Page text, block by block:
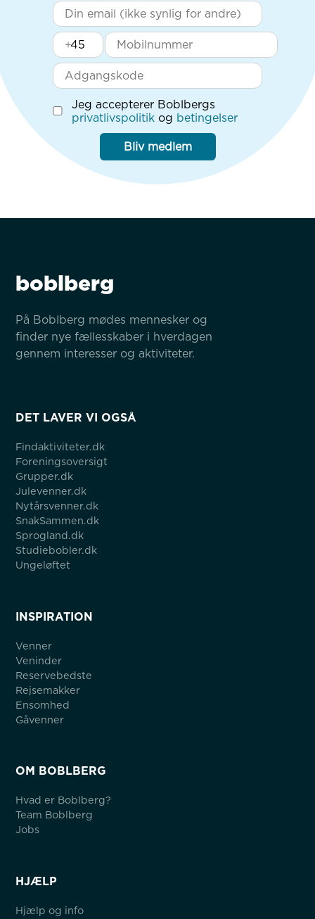
+
Jeg accepterer Boblbergs
privatlivspolitik og betingelser
Bliv medlem
boblberg
På Boblberg mødes mennesker og
finder nye fællesskaber i hverdagen
gennem interesser og aktiviteter.
DET LAVER VI OGSÅ
Findaktiviteter.dk
Foreningsoversigt
Grupper.dk
Julevenner.dk
Nytårsvenner.dk
SnakSammen.dk
Sprogland.dk
Studiebobler.dk
Ungeløftet
INSPIRATION
Venner
Veninder
Reservebedste
Rejsemakker
Ensomhed
Gåvenner
OM BOBLBERG
Hvad er Boblberg?
Team Boblberg
Jobs
HJÆLP
Hjælp og info